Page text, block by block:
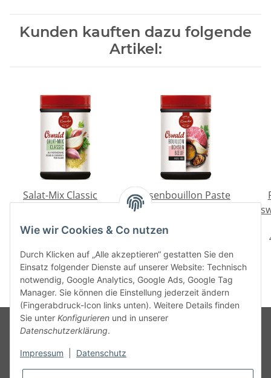
Kunden kauften dazu folgende
Artikel:
Salat-Mix Classic
g
27,50 €
4,58 € pro 100 g
Ochsenbouillon Paste
Oswald Klassiker 1 kg
3,65 € pro 100 g
Informationen
Wie wir Cookies & Co nutzen
Durch Klicken auf „Alle akzeptieren“ gestatten Sie den
Einsatz folgender Dienste auf unserer Website: Technisch
notwendig, Google Analytics, Google Ads, Google Tag
Manager. Sie können die Einstellung jederzeit ändern
(Fingerabdruck-Icon links unten). Weitere Details finden
Sie unter Konfigurieren und in unserer
Datenschutzerklärung.
Impressum Datenschutz